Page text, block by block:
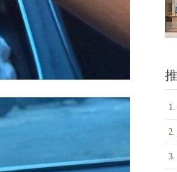
1.
2.
3.